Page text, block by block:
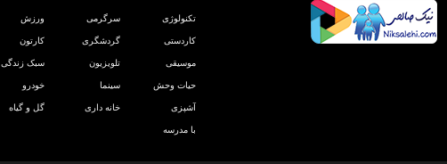
تکنولوژی سرگرمی ورزش
کاردستی گردشگری کارتون
موسیقی تلویزیون سبک زندگی
حیات وحش سینما خودرو
آشپزی خانه داری گل و گیاه
با مدرسه